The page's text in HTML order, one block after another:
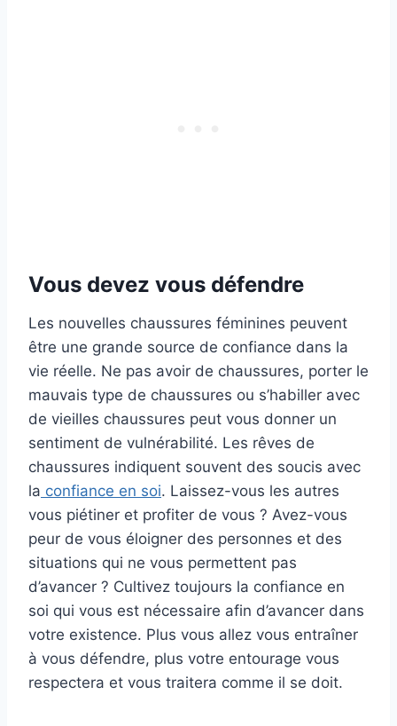
Vous devez vous défendre
Les nouvelles chaussures féminines peuvent
être une grande source de confiance dans la
vie réelle. Ne pas avoir de chaussures, porter le
mauvais type de chaussures ou s’habiller avec
de vieilles chaussures peut vous donner un
sentiment de vulnérabilité. Les rêves de
chaussures indiquent souvent des soucis avec
la confiance en soi. Laissez-vous les autres
vous piétiner et profiter de vous ? Avez-vous
peur de vous éloigner des personnes et des
situations qui ne vous permettent pas
d’avancer ? Cultivez toujours la confiance en
soi qui vous est nécessaire afin d’avancer dans
votre existence. Plus vous allez vous entraîner
à vous défendre, plus votre entourage vous
respectera et vous traitera comme il se doit.